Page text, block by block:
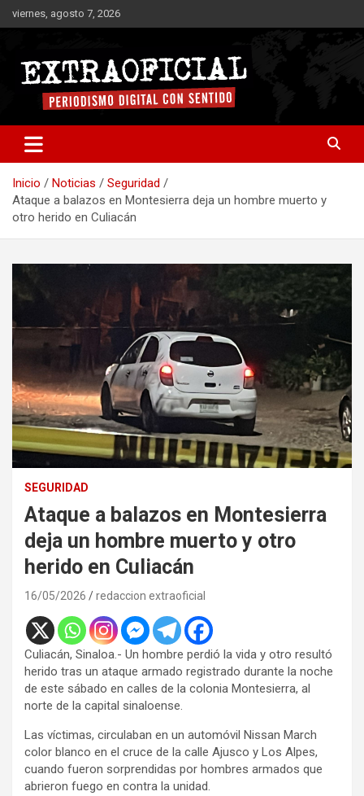
Saltar
al
viernes, agosto 7, 2026
Extraoficial
Inicio Noticias
Seguridad
Ataque a balazos en Montesierra deja un hombre muerto y
otro herido en Culiacán
SEGURIDAD
Ataque a balazos en Montesierra
deja un hombre muerto y otro
herido en Culiacán
16/05/2026 redaccion extraoficial
Culiacán, Sinaloa.- Un hombre perdió la vida y otro resultó
herido tras un ataque armado registrado durante la noche
de este sábado en calles de la colonia Montesierra, al
norte de la capital sinaloense.
Las víctimas, circulaban en un automóvil Nissan March
color blanco en el cruce de la calle Ajusco y Los Alpes,
cuando fueron sorprendidas por hombres armados que
abrieron fuego en contra la unidad.